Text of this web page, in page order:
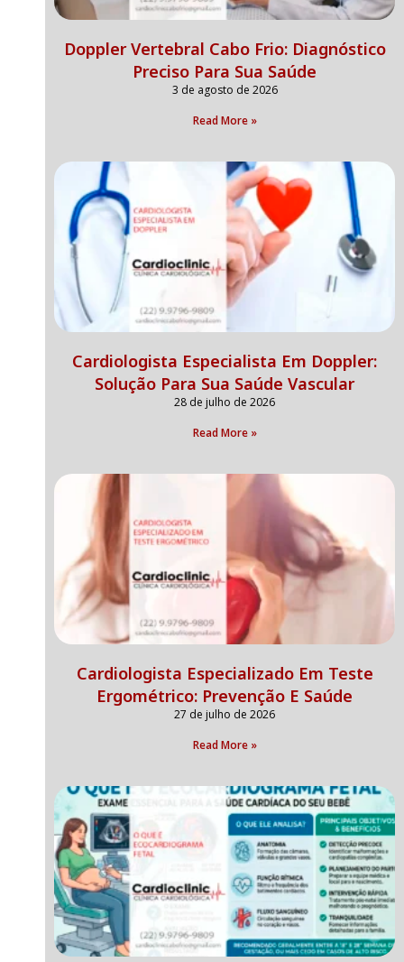
Doppler Vertebral Cabo Frio: Diagnóstico
Preciso Para Sua Saúde
3 de agosto de 2026
Read More »
Cardiologista Especialista Em Doppler:
Solução Para Sua Saúde Vascular
28 de julho de 2026
Read More »
Cardiologista Especializado Em Teste
Ergométrico: Prevenção E Saúde
27 de julho de 2026
Read More »